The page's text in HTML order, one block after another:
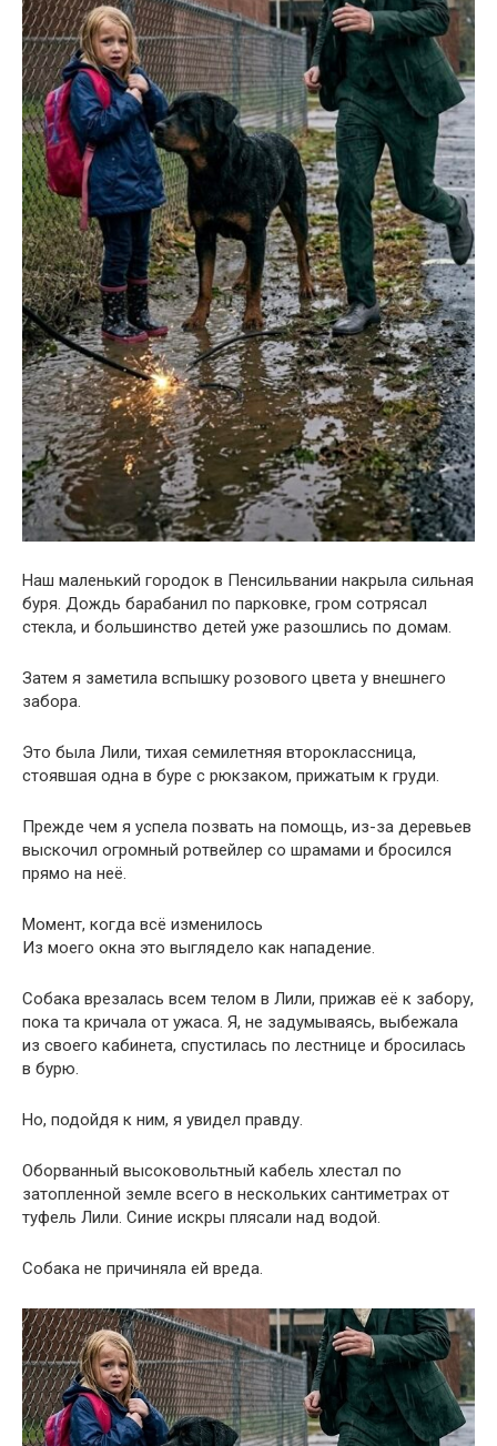
Наш маленький городок в Пенсильвании накрыла сильная
буря. Дождь барабанил по парковке, гром сотрясал
стекла, и большинство детей уже разошлись по домам.
Затем я заметила вспышку розового цвета у внешнего
забора.
Это была Лили, тихая семилетняя второклассница,
стоявшая одна в буре с рюкзаком, прижатым к груди.
Прежде чем я успела позвать на помощь, из-за деревьев
выскочил огромный ротвейлер со шрамами и бросился
прямо на неё.
Момент, когда всё изменилось
Из моего окна это выглядело как нападение.
Собака врезалась всем телом в Лили, прижав её к забору,
пока та кричала от ужаса. Я, не задумываясь, выбежала
из своего кабинета, спустилась по лестнице и бросилась
в бурю.
Но, подойдя к ним, я увидел правду.
Оборванный высоковольтный кабель хлестал по
затопленной земле всего в нескольких сантиметрах от
туфель Лили. Синие искры плясали над водой.
Собака не причиняла ей вреда.